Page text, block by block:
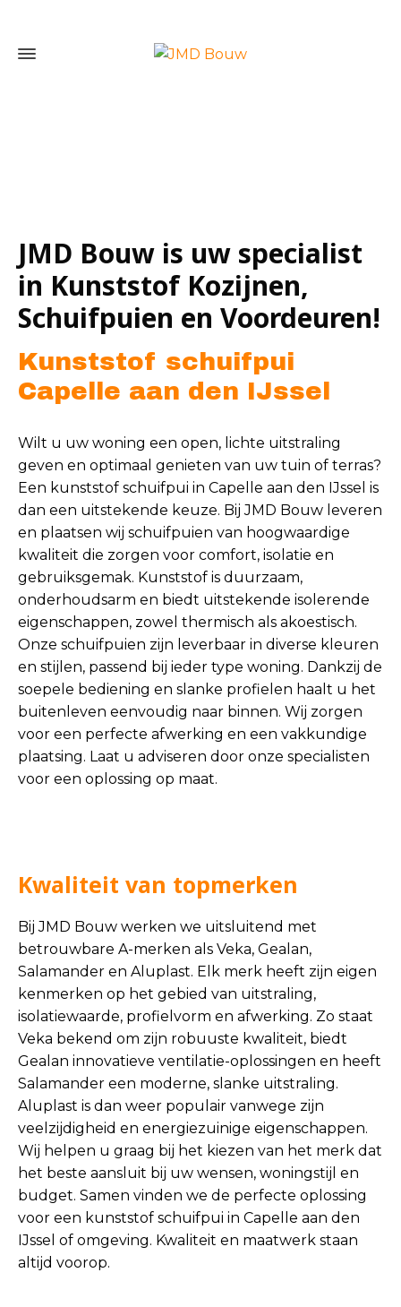
JMD Bouw is uw specialist
in Kunststof Kozijnen,
Schuifpuien en Voordeuren!
Kunststof schuifpui
Capelle aan den IJssel
Wilt u uw woning een open, lichte uitstraling
geven en optimaal genieten van uw tuin of terras?
Een kunststof schuifpui in Capelle aan den IJssel is
dan een uitstekende keuze. Bij JMD Bouw leveren
en plaatsen wij schuifpuien van hoogwaardige
kwaliteit die zorgen voor comfort, isolatie en
gebruiksgemak. Kunststof is duurzaam,
onderhoudsarm en biedt uitstekende isolerende
eigenschappen, zowel thermisch als akoestisch.
Onze schuifpuien zijn leverbaar in diverse kleuren
en stijlen, passend bij ieder type woning. Dankzij de
soepele bediening en slanke profielen haalt u het
buitenleven eenvoudig naar binnen. Wij zorgen
voor een perfecte afwerking en een vakkundige
plaatsing. Laat u adviseren door onze specialisten
voor een oplossing op maat.
Kwaliteit van topmerken
Bij JMD Bouw werken we uitsluitend met
betrouwbare A-merken als Veka, Gealan,
Salamander en Aluplast. Elk merk heeft zijn eigen
kenmerken op het gebied van uitstraling,
isolatiewaarde, profielvorm en afwerking. Zo staat
Veka bekend om zijn robuuste kwaliteit, biedt
Gealan innovatieve ventilatie-oplossingen en heeft
Salamander een moderne, slanke uitstraling.
Aluplast is dan weer populair vanwege zijn
veelzijdigheid en energiezuinige eigenschappen.
Wij helpen u graag bij het kiezen van het merk dat
het beste aansluit bij uw wensen, woningstijl en
budget. Samen vinden we de perfecte oplossing
voor een kunststof schuifpui in Capelle aan den
IJssel of omgeving. Kwaliteit en maatwerk staan
altijd voorop.